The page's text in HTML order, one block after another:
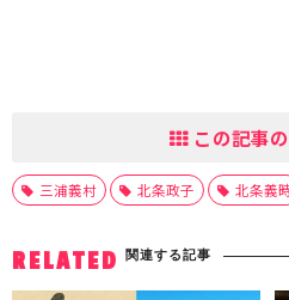
この記事
三浦義村 北条政子 北条義
RELATED 関連する記事